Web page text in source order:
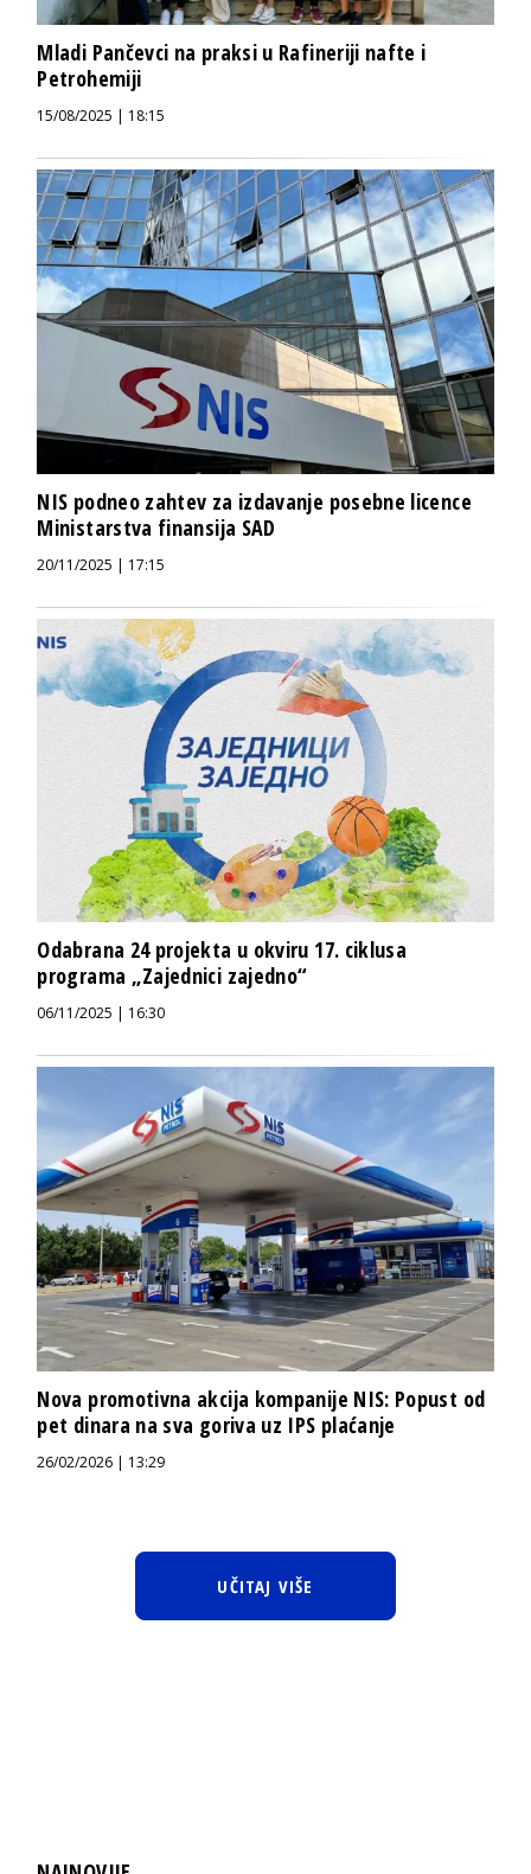
Mladi Pančevci na praksi u Rafineriji nafte i
Petrohemiji
15/08/2025 | 18:15
NIS podneo zahtev za izdavanje posebne licence
Ministarstva finansija SAD
20/11/2025 | 17:15
Odabrana 24 projekta u okviru 17. ciklusa
programa „Zajednici zajedno“
06/11/2025 | 16:30
Nova promotivna akcija kompanije NIS: Popust od
pet dinara na sva goriva uz IPS plaćanje
26/02/2026 | 13:29
UČITAJ VIŠE